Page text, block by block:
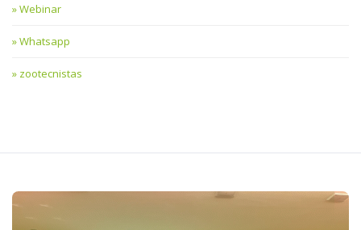
Webinar
Whatsapp
zootecnistas